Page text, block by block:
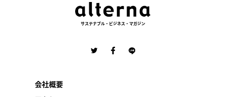
サステナブル・ビジネス・マガジン
会社概要